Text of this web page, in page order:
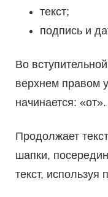
текст;
подпись и
Во
верхнем правом
начинается:
Продолжает
шапки,
текст, используя